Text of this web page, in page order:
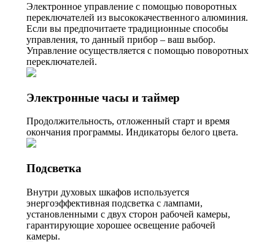
Электронное управление с помощью поворотных
переключателей из высококачественного алюминия.
Если вы предпочитаете традиционные способы
управления, то данный прибор – ваш выбор.
Управление осуществляется с помощью поворотных
переключателей.
Электронные часы и таймер
Продолжительность, отложенный старт и время
окончания программы. Индикаторы белого цвета.
Подсветка
Внутри духовых шкафов используется
энергоэффективная подсветка с лампами,
установленными с двух сторон рабочей камеры,
гарантирующие хорошее освещение рабочей
камеры.